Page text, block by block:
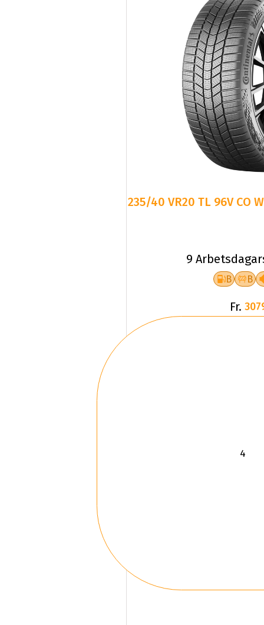
235/40 VR20 TL 96V CO
9
B B
Fr.